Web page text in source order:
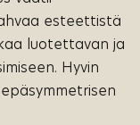
esteettistä
luotettavan ja
Hyvin